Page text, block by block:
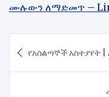
ሙሉውን ለማድመጥ –
navigation
የአሰልጣኞች አስተያየት